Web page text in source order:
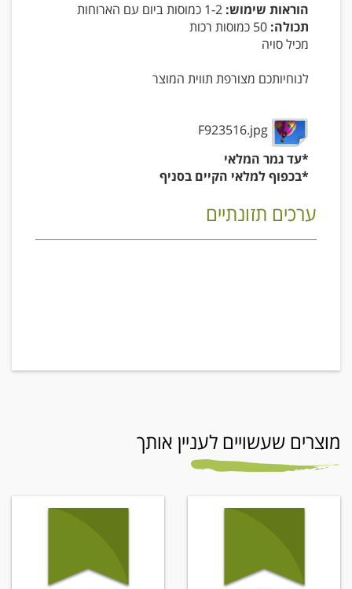
הוראות שימוש:
תכולה:
מכיל סויה
לנוחיותכם מצורפת תווית המוצר
F923516.jpg
*עד גמר המלאי
*בכפוף למלאי הקיים בסניף
ערכים תזונתיים
מוצרים שעשויים לעניין אותך